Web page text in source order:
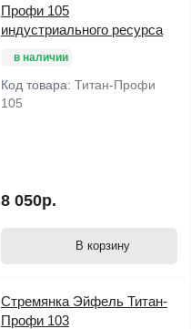
Профи 105
индустриального ресурса
в наличии
Код товара: Титан-Профи
105
8 050р.
В корзину
Стремянка Эйфель Титан-
Профи 103